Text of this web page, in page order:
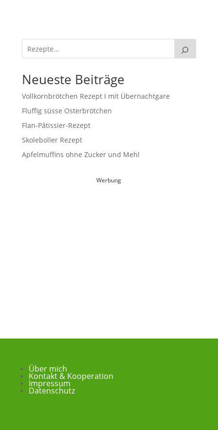
Neueste Beiträge
Vollkornbrötchen Rezept I mit Übernachtgare
Fluffig süsse Osterbrötchen
Flan-Pâtissier-Rezept
Skoleboller Rezept
Apfelmuffins ohne Zucker und Mehl
Werbung
Über mich
Kontakt & Kooperation
Impressum
Datenschutz